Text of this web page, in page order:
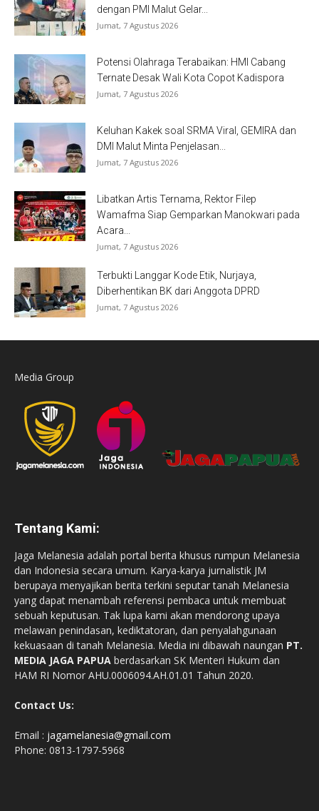
dengan PMI Malut Gelar...
Jumat, 7 Agustus 2026
Potensi Olahraga Terabaikan: HMI Cabang
Ternate Desak Wali Kota Copot Kadispora
Jumat, 7 Agustus 2026
Keluhan Kakek soal SRMA Viral, GEMIRA dan
DMI Malut Minta Penjelasan...
Jumat, 7 Agustus 2026
Libatkan Artis Ternama, Rektor Filep
Wamafma Siap Gemparkan Manokwari pada
Acara...
Jumat, 7 Agustus 2026
Terbukti Langgar Kode Etik, Nurjaya,
Diberhentikan BK dari Anggota DPRD
Jumat, 7 Agustus 2026
Media Group
Tentang Kami:
Jaga Melanesia adalah portal berita khusus rumpun Melanesia
dan Indonesia secara umum. Karya-karya jurnalistik JM
berupaya menyajikan berita terkini seputar tanah Melanesia
yang dapat menambah referensi pembaca untuk membuat
sebuah keputusan. Tak lupa kami akan mendorong upaya
melawan penindasan, kediktatoran, dan penyalahgunaan
kekuasaan di tanah Melanesia. Media ini dibawah naungan PT.
MEDIA JAGA PAPUA berdasarkan SK Menteri Hukum dan
HAM RI Nomor AHU.0006094.AH.01.01 Tahun 2020.
Contact Us:
Email : jagamelanesia@gmail.com
Phone: 0813-1797-5968